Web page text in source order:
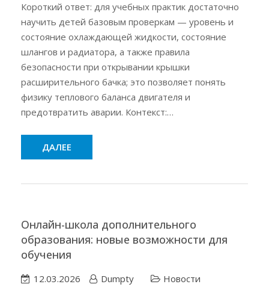
Короткий ответ: для учебных практик достаточно
научить детей базовым проверкам — уровень и
состояние охлаждающей жидкости, состояние
шлангов и радиатора, а также правила
безопасности при открывании крышки
расширительного бачка; это позволяет понять
физику теплового баланса двигателя и
предотвратить аварии. Контекст:…
ДАЛЕЕ
Онлайн-школа дополнительного
образования: новые возможности для
обучения
12.03.2026 Dumpty
Новости